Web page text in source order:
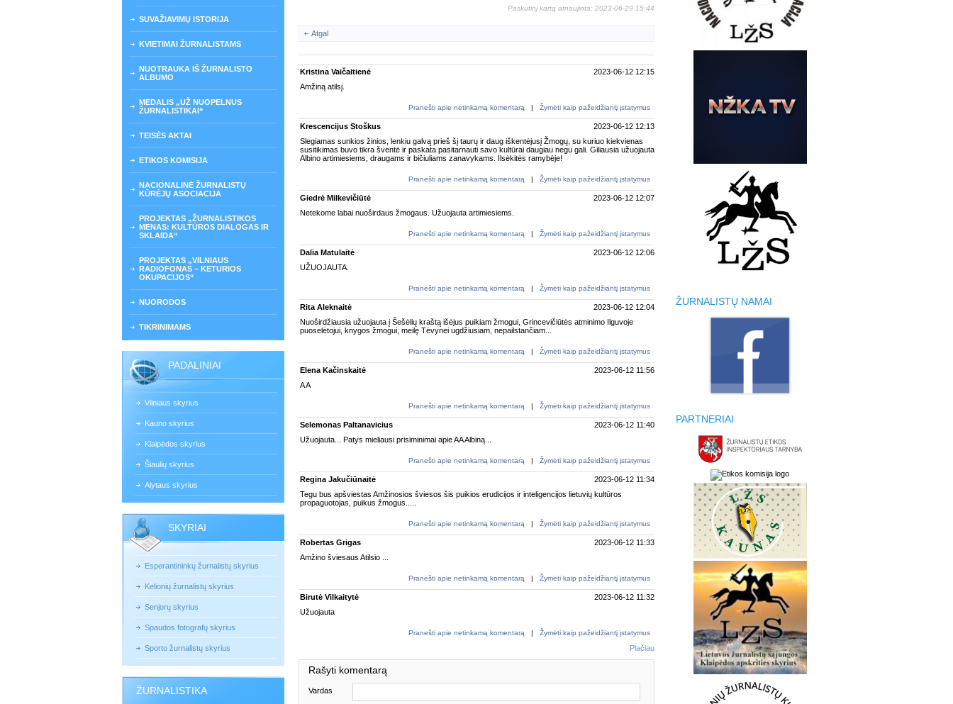
SUVAŽIAVIMŲ ISTORIJA
KVIETIMAI ŽURNALISTAMS
NUOTRAUKA IŠ ŽURNALISTO
ALBUMO
MEDALIS „UŽ NUOPELNUS
ŽURNALISTIKAI“
TEISĖS AKTAI
ETIKOS KOMISIJA
NACIONALINĖ ŽURNALISTŲ
KŪRĖJŲ ASOCIACIJA
PROJEKTAS „ŽURNALISTIKOS
MENAS: KULTŪROS DIALOGAS IR
SKLAIDA“
PROJEKTAS „VILNIAUS
RADIOFONAS – KETURIOS
OKUPACIJOS“
NUORODOS
TIKRINIMAMS
PADALINIAI
Vilniaus skyrius
Kauno skyrius
Klaipėdos skyrius
Šiaulių skyrius
Alytaus skyrius
SKYRIAI
Esperantininkų žurnalistų skyrius
Kelionių žurnalistų skyrius
Senjorų skyrius
Spaudos fotografų skyrius
Sporto žurnalistų skyrius
ŽURNALISTIKA
Paskutinį kartą atnaujinta: 2023-06-29 15:44
Atgal
Kristina Vaičaitienė
2023-06-12 12:15
Amžiną atilsį.
Pranešti apie netinkamą komentarą | Žymėti kaip pažeidžiantį įstatymus
Krescencijus Stoškus
2023-06-12 12:13
Slegiamas sunkios žinios, lenkiu galvą prieš šį taurų ir daug iškentėjusį Žmogų, su kuriuo kiekvienas
susitikimas buvo tikra šventė ir paskata pasitarnauti savo kultūrai daugiau negu gali. Giliausia užuojauta
Albino artimiesiems, draugams ir bičiuliams zanavykams. Ilsėkitės ramybėje!
Pranešti apie netinkamą komentarą | Žymėti kaip pažeidžiantį įstatymus
Giedrė Milkevičiūtė
2023-06-12 12:07
Netekome labai nuoširdaus žmogaus. Užuojauta artimiesiems.
Pranešti apie netinkamą komentarą | Žymėti kaip pažeidžiantį įstatymus
Dalia Matulaitė
2023-06-12 12:06
UŽUOJAUTA.
Pranešti apie netinkamą komentarą | Žymėti kaip pažeidžiantį įstatymus
Rita Aleknaitė
2023-06-12 12:04
Nuoširdžiausia užuojauta į Šešėlių kraštą išėjus puikiam žmogui, Grincevičiūtės atminimo Ilguvoje
puoselėtojui, knygos žmogui, meilę Tėvynei ugdžiusiam, nepailstančiam...
Pranešti apie netinkamą komentarą | Žymėti kaip pažeidžiantį įstatymus
Elena Kačinskaitė
2023-06-12 11:56
A A
Pranešti apie netinkamą komentarą | Žymėti kaip pažeidžiantį įstatymus
Selemonas Paltanavicius
2023-06-12 11:40
Užuojauta... Patys mieliausi prisiminimai apie AA Albiną...
Pranešti apie netinkamą komentarą | Žymėti kaip pažeidžiantį įstatymus
Regina Jakučiūnaitė
2023-06-12 11:34
Tegu bus apšviestas Amžinosios šviesos šis puikios erudicijos ir inteligencijos lietuvių kultūros
propaguotojas, puikus žmogus.....
Pranešti apie netinkamą komentarą | Žymėti kaip pažeidžiantį įstatymus
Robertas Grigas
2023-06-12 11:33
Amžino šviesaus Atilsio ...
Pranešti apie netinkamą komentarą | Žymėti kaip pažeidžiantį įstatymus
Birutė Vilkaitytė
2023-06-12 11:32
Užuojauta
Pranešti apie netinkamą komentarą | Žymėti kaip pažeidžiantį įstatymus
Plačiau
Rašyti komentarą
Vardas
ŽURNALISTŲ NAMAI
PARTNERIAI